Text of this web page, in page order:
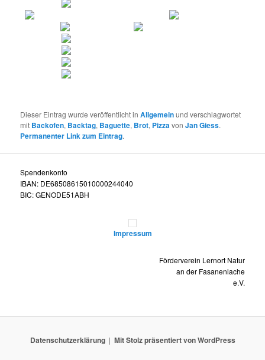
Dieser Eintrag wurde veröffentlicht inAllgemeinund verschlagwortet
mit Backofen, Backtag, Baguette, Brot, PizzavonJan Giess.
Permanenter Link zum Eintrag.
Spendenkonto
IBAN: DE68508615010000244040
BIC: GENODE51ABH
Impressum
Förderverein Lernort Natur
an der Fasanenlache
e.V.
Datenschutzerklärung Mit Stolz präsentiert von WordPress